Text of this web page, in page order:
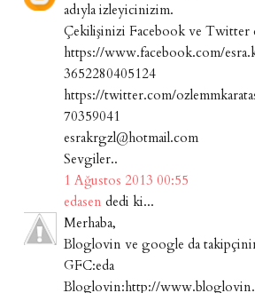
adıyla izleyicinizim.
Çekilişinizi Facebook ve Twitter
https://www.facebook.com/
3652280405124
https://twitter.com/
70359041
esrakrgzl@hotmail.com
Sevgiler..
1 Ağustos 2013 00:55
edasen dedi ki...
Merhaba,
Bloglovin ve google da
GFC:eda
Bloglovin:http://